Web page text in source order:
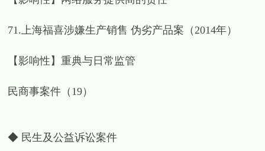
71.上海福喜涉嫌生产销售 伪劣产品案（2014年）
【影响性】重典与日常监管
民商事案件（19）
◆ 民生及公益诉讼案件